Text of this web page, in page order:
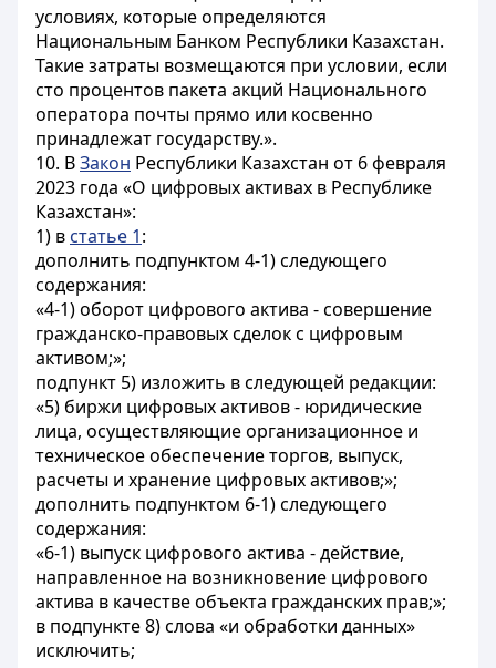
условиях, которые определяются
Национальным Банком Республики Казахстан.
Такие затраты возмещаются при условии, если
сто процентов пакета акций Национального
оператора почты прямо или косвенно
принадлежат государству.».
10. ВЗакон Республики Казахстан от 6 февраля
2023 года «О цифровых активах в Республике
Казахстан»:
1) в статье 1:
дополнить подпунктом 4-1) следующего
содержания:
«4-1) оборот цифрового актива - совершение
гражданско-правовых сделок с цифровым
активом;»;
подпункт 5) изложить в следующей редакции:
«5) биржи цифровых активов - юридические
лица, осуществляющие организационное и
техническое обеспечение торгов, выпуск,
расчеты и хранение цифровых активов;»;
дополнить подпунктом 6-1) следующего
содержания:
«6-1) выпуск цифрового актива - действие,
направленное на возникновение цифрового
актива в качестве объекта гражданских прав;»;
в подпункте 8) слова «и обработки данных»
исключить;